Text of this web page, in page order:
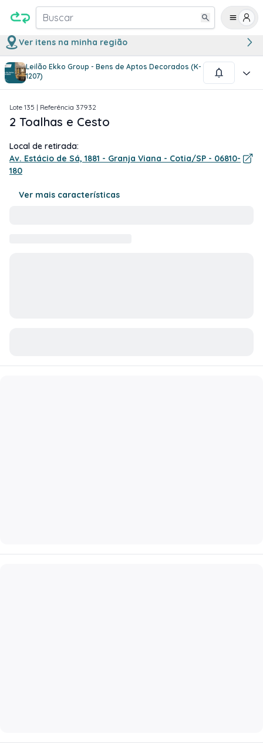
Buscar
Ver itens na minha região
Leilão Ekko Group - Bens de Aptos Decorados (K-
1207)
1/1
Lote 135 | Referência 37932
2 Toalhas e Cesto
Local de retirada:
Av. Estácio de Sá, 1881 - Granja Viana - Cotia/SP - 06810-
180
Ver mais características